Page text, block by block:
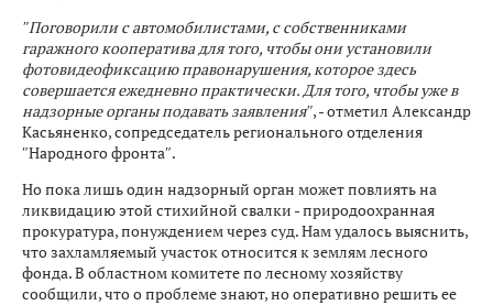
″Поговорили с автомобилистами, с собственниками
гаражного кооператива для того, чтобы они установили
фотовидеофиксацию правонарушения, которое здесь
совершается ежедневно практически. Для того, чтобы уже в
надзорные органы подавать заявления″, - отметил Александр
Касьяненко, сопредседатель регионального отделения
″Народного фронта″.
Но пока лишь один надзорный орган может повлиять на
ликвидацию этой стихийной свалки - природоохранная
прокуратура, понуждением через суд. Нам удалось выяснить,
что захламляемый участок относится к землям лесного
фонда. В областном комитете по лесному хозяйству
сообщили, что о проблеме знают, но оперативно решить ее